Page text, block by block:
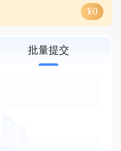
¥0
批量提交